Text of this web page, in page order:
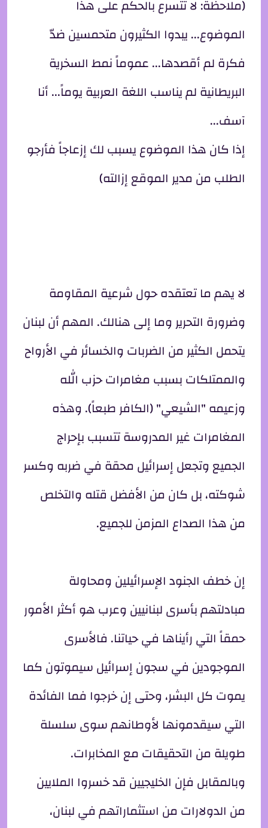
(ملاحظة: لا تتسرع بالحكم على هذا
الموضوع... يبدوا الكثيرون متحمسين ضدّ
فكرة لم أقصدها... عموماً نمط السخرية
البريطانية لم يناسب اللغة العربية يوماً... أنا
آسف...
إذا كان هذا الموضوع يسبب لك إزعاجاً فأرجو
الطلب من مدير الموقع إزالته)
لا يهم ما تعتقده حول شرعية المقاومة
وضرورة التحرير وما إلى هنالك. المهم أن لبنان
يتحمل الكثير من الضربات والخسائر في الأرواح
والممتلكات بسبب مغامرات حزب الله
وزعيمه "الشيعي" (الكافر طبعاً). وهذه
المغامرات غير المدروسة تتسبب بإحراج
الجميع وتجعل إسرائيل محقة في ضربه وكسر
شوكته، بل كان من الأفضل قتله والتخلص
من هذا الصداع المزمن للجميع.
إن خطف الجنود الإسرائيلين ومحاولة
مبادلتهم بأسرى لبنانيين وعرب هو أكثر الأمور
حمقاً التي رأيناها في حياتنا. فالأسرى
الموجودين في سجون إسرائيل سيموتون كما
يموت كل البشر، وحتى إن خرجوا فما الفائدة
التي سيقدمونها لأوطانهم سوى سلسلة
طويلة من التحقيقات مع المخابرات.
وبالمقابل فإن الخليجيين قد خسروا الملايين
من الدولارات من استثماراتهم في لبنان،